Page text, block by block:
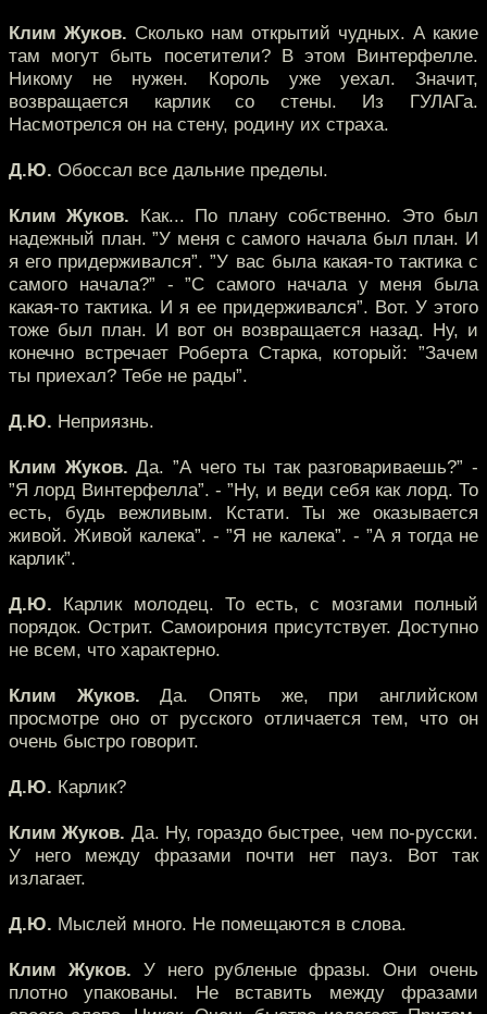
Клим Жуков. Сколько нам открытий чудных. А какие
там могут быть посетители? В этом Винтерфелле.
Никому не нужен. Король уже уехал. Значит,
возвращается карлик со стены. Из ГУЛАГа.
Насмотрелся он на стену, родину их страха.
Д.Ю. Обоссал все дальние пределы.
Клим Жуков. Как... По плану собственно. Это был
надежный план. ”У меня с самого начала был план. И
я его придерживался”. ”У вас была какая-то тактика с
самого начала?” - ”С самого начала у меня была
какая-то тактика. И я ее придерживался”. Вот. У этого
тоже был план. И вот он возвращается назад. Ну, и
конечно встречает Роберта Старка, который: ”Зачем
ты приехал? Тебе не рады”.
Д.Ю. Неприязнь.
Клим Жуков. Да. ”А чего ты так разговариваешь?” -
”Я лорд Винтерфелла”. - ”Ну, и веди себя как лорд. То
есть, будь вежливым. Кстати. Ты же оказывается
живой. Живой калека”. - ”Я не калека”. - ”А я тогда не
карлик”.
Д.Ю. Карлик молодец. То есть, с мозгами полный
порядок. Острит. Самоирония присутствует. Доступно
не всем, что характерно.
Клим Жуков. Да. Опять же, при английском
просмотре оно от русского отличается тем, что он
очень быстро говорит.
Д.Ю. Карлик?
Клим Жуков. Да. Ну, гораздо быстрее, чем по-русски.
У него между фразами почти нет пауз. Вот так
излагает.
Д.Ю. Мыслей много. Не помещаются в слова.
Клим Жуков. У него рубленые фразы. Они очень
плотно упакованы. Не вставить между фразами